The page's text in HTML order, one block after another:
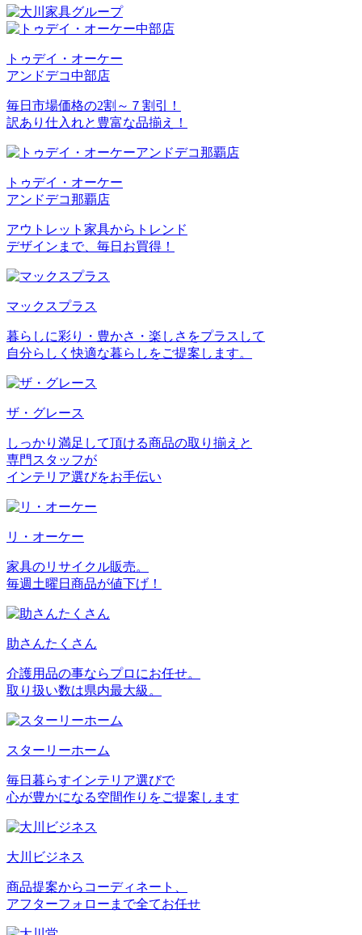
トゥデイ・オーケー
アンドデコ中部店
毎日市場価格の2割～７割引！
訳あり仕入れと豊富な品揃え！
トゥデイ・オーケー
アンドデコ那覇店
アウトレット家具からトレンド
デザインまで、毎日お買得！
マックスプラス
暮らしに彩り・豊かさ・楽しさをプラスして
自分らしく快適な暮らしをご提案します。
ザ・グレース
しっかり満足して頂ける商品の取り揃えと
専門スタッフが
インテリア選びをお手伝い
リ・オーケー
家具のリサイクル販売。
毎週土曜日商品が値下げ！
助さんたくさん
介護用品の事ならプロにお任せ。
取り扱い数は県内最大級。
スターリーホーム
毎日暮らすインテリア選びで
心が豊かになる空間作りをご提案します
大川ビジネス
商品提案からコーディネート、
アフターフォローまで全てお任せ